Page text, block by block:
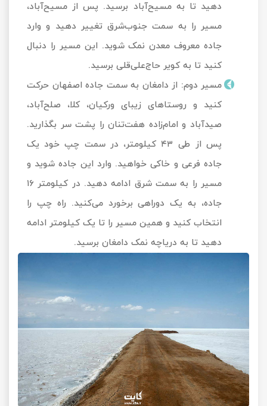
دهید تا به مسیح‌آباد برسید. پس از مسیح‌آباد،
مسیر را به سمت جنوب‌شرق تغییر دهید و وارد
جاده معروف معدن نمک شوید. این مسیر را دنبال
کنید تا به کویر حاج‌علی‌قلی برسید.
مسیر دوم: از دامغان به سمت جاده اصفهان حرکت
کنید و روستاهای زیبای ورکیان، کلا، صلح‌آباد،
صیدآباد و امام‌زاده هفت‌تنان را پشت سر بگذارید.
پس از طی ۴۳ کیلومتر، در سمت چپ خود یک
جاده فرعی و خاکی خواهید. وارد این جاده شوید و
مسیر را به سمت شرق ادامه دهید. در کیلومتر ۱۶
جاده، به یک دوراهی برخورد می‌کنید. راه چپ را
انتخاب کنید و همین مسیر را تا یک کیلومتر ادامه
دهید تا به دریاچه نمک دامغان برسید.